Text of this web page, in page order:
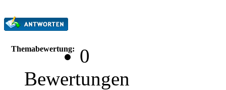
Themabewertung:
0
Bewertungen